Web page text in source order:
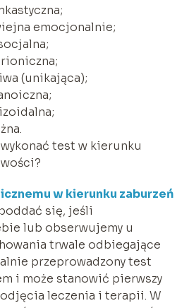
emocjonalnie;
(unikająca);
test w kierunku
w kierunku zaburzeń
się, jeśli
lub obserwujemy u
trwale odbiegające
przeprowadzony test
i może stanowić pierwszy
leczenia i terapii. W